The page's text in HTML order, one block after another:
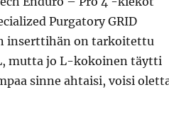
Purgatory GRID
inserttihän on tarkoitettu
mutta jo L-kokoinen täytti
sinne ahtaisi, voisi